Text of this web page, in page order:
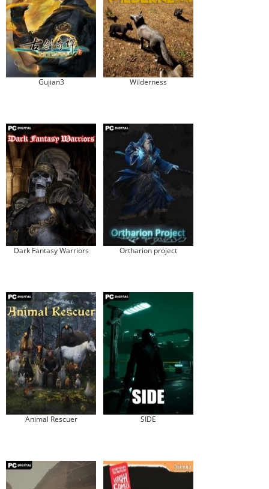
Gujian3 Wilderness
Dark Fantasy Warriors Ortharion project
Animal Rescuer SIDE